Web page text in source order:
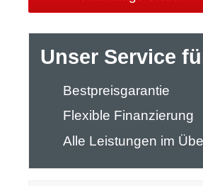
Unser Service
Bestpreisgarantie
Flexible Finanzierung
Alle Leistungen im